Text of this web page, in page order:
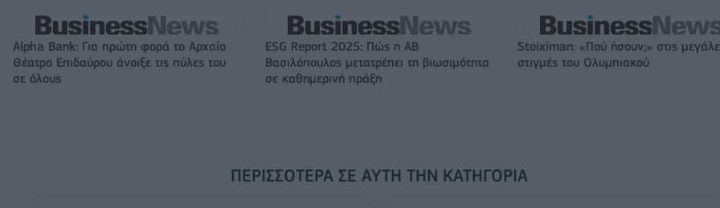
Alpha Bank: Για πρώτη φορά το Αρχαίο
Θέατρο Επιδαύρου άνοιξε τις πύλες του
σε όλους
ESG Report 2025: Πώς η ΑΒ
Βασιλόπουλος μετατρέπει τη βιωσιμότητα
σε καθημερινή πράξη
Stoiximan: «Πού ήσουν;» στις
στιγμές του Ολυμπιακού
ΠΕΡΙΣΣΌΤΕΡΑ ΣΕ ΑΥΤΉ ΤΗΝ ΚΑΤΗΓΟΡΊΑ